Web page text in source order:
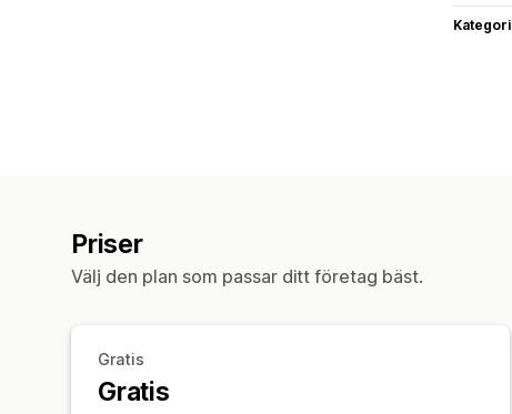
Priser
Välj den plan som passar ditt företag bäst.
Gratis
Gratis